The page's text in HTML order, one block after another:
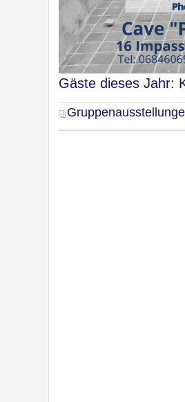
Gäste dieses Jahr: